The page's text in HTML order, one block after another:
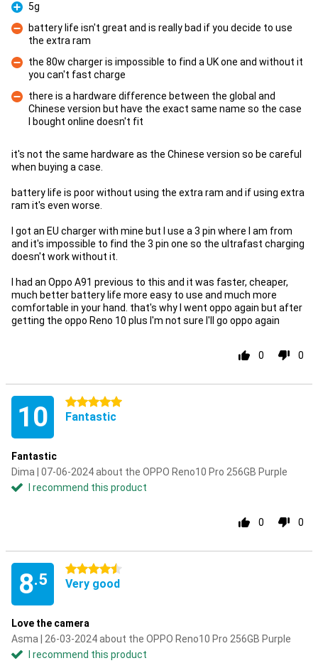
Pro
5g
battery life isn't great and is really bad if you decide to use
the extra ram
Con
the 80w charger is impossible to find a UK one and without it
you can't fast charge
Con
there is a hardware difference between the global and
Chinese version but have the exact same name so the case
I bought online doesn't fit
it's not the same hardware as the Chinese version so be careful
when buying a case.
battery life is poor without using the extra ram and if using extra
ram it's even worse.
I got an EU charger with mine but I use a 3 pin where I am from
and it's impossible to find the 3 pin one so the ultrafast charging
doesn't work without it.
I had an Oppo A91 previous to this and it was faster, cheaper,
much better battery life more easy to use and much more
comfortable in your hand. that's why I went oppo again but after
getting the oppo Reno 10 plus I'm not sure I'll go oppo again
0 0
10 5 stars
Fantastic
Fantastic
Dima | 07-06-2024 about the OPPO Reno10 Pro 256GB Purple
I recommend this product
0 0
8.5
4.5 stars
Very good
Love the camera
Asma | 26-03-2024 about the OPPO Reno10 Pro 256GB Purple
I recommend this product